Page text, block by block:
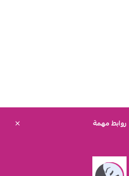
روابط مهمة